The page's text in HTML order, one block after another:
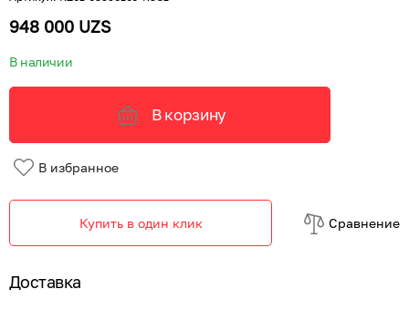
948 000 UZS
В наличии
В корзину
В избранное
Купить в один клик Cравнение
Доставка